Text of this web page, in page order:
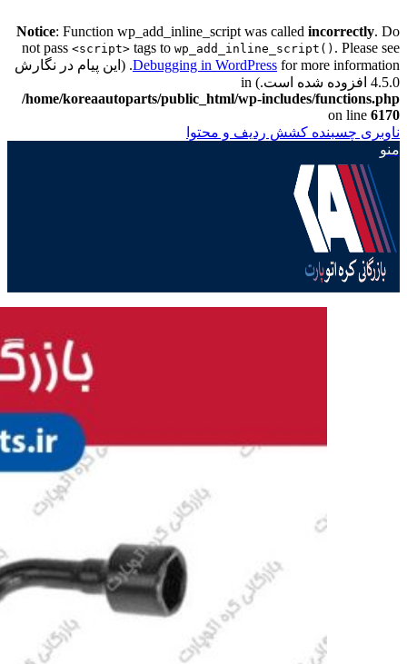
Notice: Function wp_add_inline_script was called incorrectly. Do
not pass <script> tags to wp_add_inline_script() . Please see
Debugging in WordPressfor more information. (این پیام در نگارش
4.5.0 افزوده شده است.) in
/home/koreaautoparts/public_html/wp-includes/functions.php
on line 6170
ناوبری چسبنده کشش ردیف و محتوا
منو